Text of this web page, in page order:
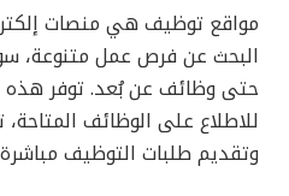
مواقع توظيف هي منصات
البحث عن فرص عمل متنوعة،
حتى وظائف عن بُعد. توفر هذه
للاطلاع على الوظائف
وتقديم طلبات التوظيف